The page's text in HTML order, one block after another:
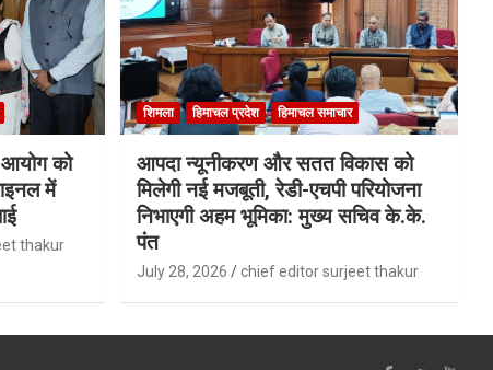
आयोग को
में
thakur
शिमला हिमाचल प्रदेश हिमाचल समाचार
आपदा न्यूनीकरण और सतत विकास को
मिलेगी नई मजबूती, रेडी-एचपी परियोजना
निभाएगी अहम भूमिका: मुख्य सचिव के.के.
पंत
July 28, 2026 chief editor surjeet thakur